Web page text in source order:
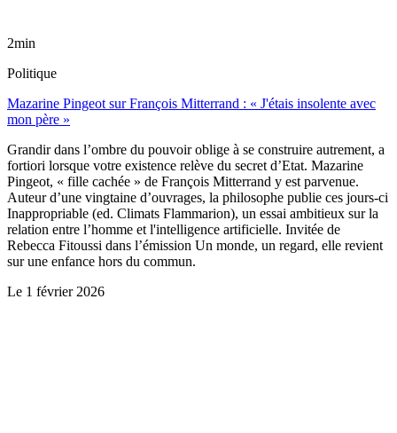
2min
Politique
Mazarine Pingeot sur François Mitterrand : « J'étais insolente avec
mon père »
Grandir dans l’ombre du pouvoir oblige à se construire autrement, a
fortiori lorsque votre existence relève du secret d’Etat. Mazarine
Pingeot, « fille cachée » de François Mitterrand y est parvenue.
Auteur d’une vingtaine d’ouvrages, la philosophe publie ces jours-ci
Inappropriable (ed. Climats Flammarion), un essai ambitieux sur la
relation entre l’homme et l'intelligence artificielle. Invitée de
Rebecca Fitoussi dans l’émission Un monde, un regard, elle revient
sur une enfance hors du commun.
Le 1 février 2026